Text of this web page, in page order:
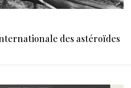
des astéroïdes